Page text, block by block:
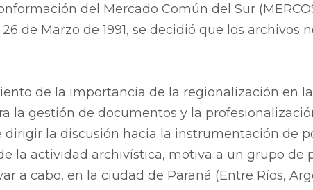
del Mercado Común del Sur
de Marzo de 1991, se decidió que los archivos
de la importancia de la regionalización en
la gestión de documentos y la
dirigir la discusión hacia la instrumentación de
la actividad archivística, motiva a un grupo de
a cabo, en la ciudad de Paraná (Entre Ríos,